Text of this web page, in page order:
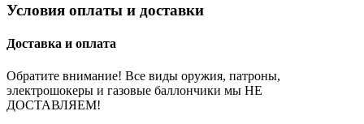
Условия оплаты и доставки
Доставка и оплата
Обратите внимание! Все виды оружия, патроны,
электрошокеры и газовые баллончики мы НЕ
ДОСТАВЛЯЕМ!